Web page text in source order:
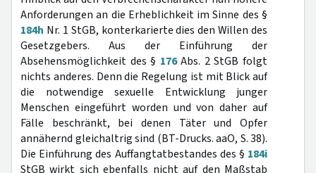
Anforderungen an die Erheblichkeit im Sinne des §
184h Nr. 1 StGB, konterkarierte dies den Willen des
Gesetzgebers. Aus der Einführung der
Absehensmöglichkeit des § 176Abs. 2 StGB folgt
nichts anderes. Denn die Regelung ist mit Blick auf
die notwendige sexuelle Entwicklung junger
Menschen eingeführt worden und von daher auf
Fälle beschränkt, bei denen Täter und Opfer
annähernd gleichaltrig sind (BT-Drucks. aaO, S. 38).
Die Einführung des Auffangtatbestandes des § 184i
StGB wirkt sich ebenfalls nicht auf den Maßstab